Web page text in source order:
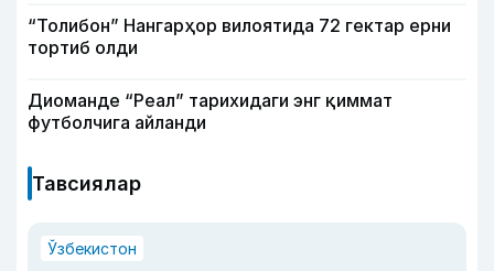
“Толибон” Нангарҳор вилоятида 72 гектар ерни
тортиб олди
Диоманде “Реал” тарихидаги энг қиммат
футболчига айланди
Тавсиялар
Ўзбекистон